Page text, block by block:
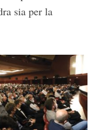
sia per la